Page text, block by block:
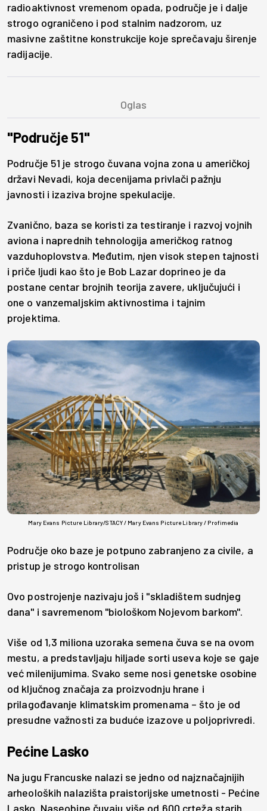
radioaktivnost vremenom opada, područje je i dalje
strogo ograničeno i pod stalnim nadzorom, uz
masivne zaštitne konstrukcije koje sprečavaju širenje
radijacije.
"Područje 51"
Područje 51 je strogo čuvana vojna zona u američkoj
državi Nevadi, koja decenijama privlači pažnju
javnosti i izaziva brojne spekulacije.
Zvanično, baza se koristi za testiranje i razvoj vojnih
aviona i naprednih tehnologija američkog ratnog
vazduhoplovstva. Međutim, njen visok stepen tajnosti
i priče ljudi kao što je Bob Lazar doprineo je da
postane centar brojnih teorija zavere, uključujući i
one o vanzemaljskim aktivnostima i tajnim
projektima.
Mary Evans Picture Library/STACY / Mary Evans Picture Library / Profimedia
Područje oko baze je potpuno zabranjeno za civile, a
pristup je strogo kontrolisan
Ovo postrojenje nazivaju još i "skladištem sudnjeg
dana" i savremenom "biološkom Nojevom barkom".
Više od 1,3 miliona uzoraka semena čuva se na ovom
mestu, a predstavljaju hiljade sorti useva koje se gaje
već milenijumima. Svako seme nosi genetske osobine
od ključnog značaja za proizvodnju hrane i
prilagođavanje klimatskim promenama – što je od
presudne važnosti za buduće izazove u poljoprivredi.
Pećine Lasko
Na jugu Francuske nalazi se jedno od najznačajnijih
arheoloških nalazišta praistorijske umetnosti - Pećine
Lasko. Naseobine čuvaju više od 600 crteža starih